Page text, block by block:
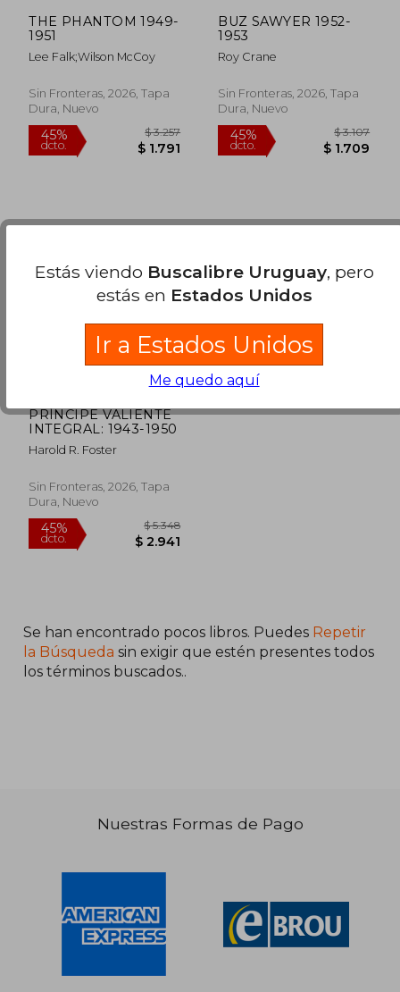
THE PHANTOM 1949-
1951
Lee Falk;Wilson McCoy
Sin Fronteras, 2026, Tapa
Dura, Nuevo
$ 3.257
$ 1.791
BUZ SAWYER 1952-
1953
Roy Crane
Sin Fronteras, 2026, Tapa
Dura, Nuevo
45%
dcto.
PRÍNCIPE VALIENTE
INTEGRAL: 1943-1950
Harold R. Foster
Sin Fronteras, 2026, Tapa
Dura, Nuevo
Se han encontrado pocos libros. Puedes Repetir
la Búsqueda sin exigir que estén presentes todos
los términos buscados..
Nuestras Formas de Pago
Estás viendo Buscalibre Uruguay, pero
estás en Estados Unidos
Ir a Estados Unidos
Me quedo aquí